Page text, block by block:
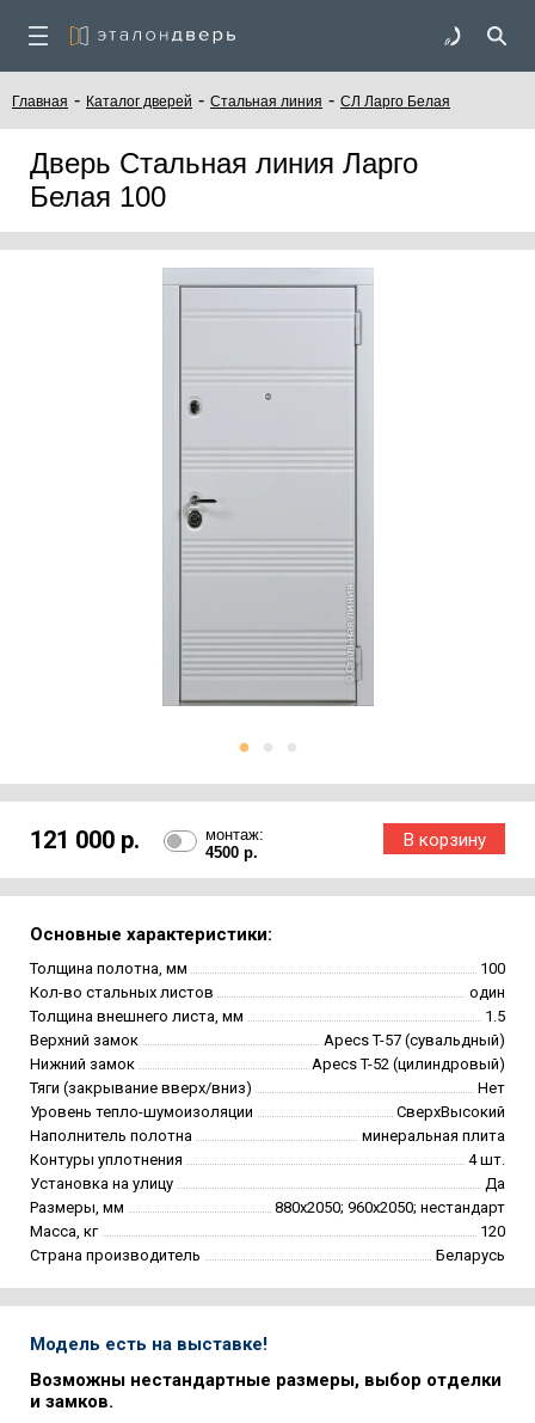
Главная - Каталог дверей - Стальная линия - СЛ Ларго Белая
Дверь Стальная линия Ларго
Белая 100
121 000 р.
монтаж:
4500 р.
Основные характеристики:
Толщина полотна, мм
100
Кол-во стальных листов
один
Толщина внешнего листа, мм
1.5
Верхний замок
Apecs T-57 (сувальдный)
Нижний замок
Apecs T-52 (цилиндровый)
Тяги (закрывание вверх/вниз)
Нет
Уровень тепло-шумоизоляции
СверхВысокий
Наполнитель полотна
минеральная плита
Контуры уплотнения
4 шт.
Установка на улицу
Да
Размеры, мм
880х2050; 960х2050; нестандарт
Масса, кг
120
Страна производитель
Беларусь
Модель есть на выставке!
Возможны нестандартные размеры, выбор отделки
и замков.